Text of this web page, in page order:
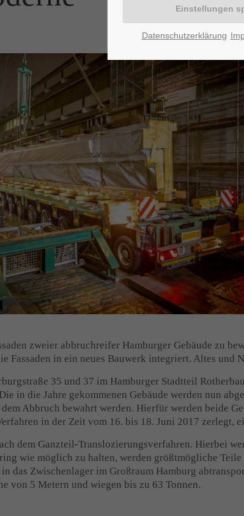
zweier abbruchreifer Hamburger Gebäude zu
Fassaden in ein neues Bauwerk integriert. Altes und
35 und 37 im Hamburger Stadtteil
in die Jahre gekommenen Gebäude werden nun
Abbruch bewahrt werden. Hierfür werden beide
in der Zeit vom 16. bis 18. Juni 2017 zerlegt,
dem Ganzteil-Translozierungsverfahren. Hierbei
wie möglich zu halten, werden größtmögliche
das Zwischenlager im Großraum Hamburg
von 5 Metern und wiegen bis zu 63 Tonnen.
Datenschutzerklärung